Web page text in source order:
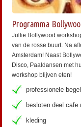
Programma
Jullie Bollywood
van de rosse buurt. Na
Amsterdam! Naast
Disco, Paaldansen met
workshop blijven eten!
professionele
besloten deel
kleding